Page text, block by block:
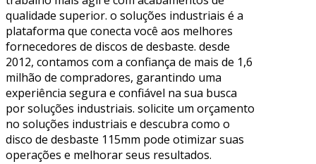
qualidade superior. o soluções industriais é a
plataforma que conecta você aos melhores
fornecedores de discos de desbaste. desde
2012, contamos com a confiança de mais de 1,6
milhão de compradores, garantindo uma
experiência segura e confiável na sua busca
por soluções industriais. solicite um orçamento
no soluções industriais e descubra como o
disco de desbaste 115mm pode otimizar suas
operações e melhorar seus resultados.